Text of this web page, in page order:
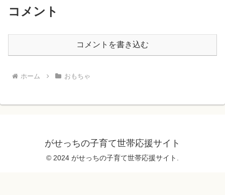
コメント
コメントを書き込む
ホーム おもちゃ
がせっちの子育て世帯応援サイト
© 2024 がせっちの子育て世帯応援サイト.